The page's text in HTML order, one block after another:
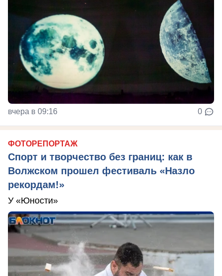
вчера в 09:16 0
ФОТОРЕПОРТАЖ
Спорт и творчество без границ: как в
Волжском прошел фестиваль «Назло
рекордам!»
У «Юности»